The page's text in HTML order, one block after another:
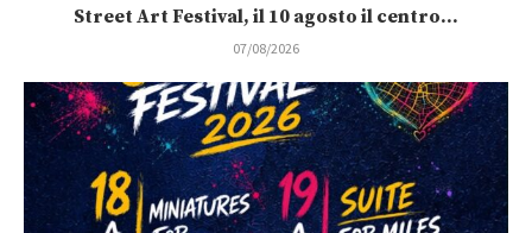
Street Art Festival, il 10 agosto il centro...
07/08/2026